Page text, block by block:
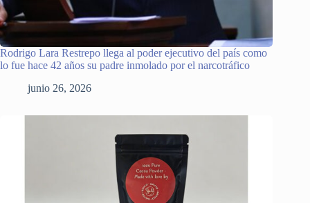
Rodrigo Lara Restrepo llega al poder ejecutivo del país como
lo fue hace 42 años su padre inmolado por el narcotráfico
junio 26, 2026